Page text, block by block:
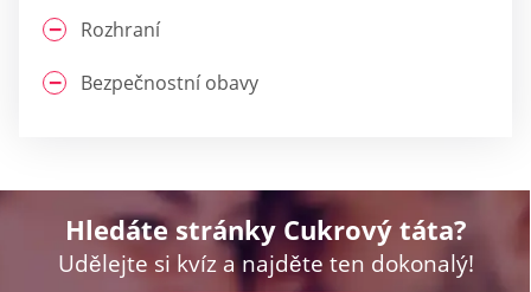
Rozhraní
Bezpečnostní obavy
Hledáte stránky Cukrový táta?
Udělejte si kvíz a najděte ten dokonalý!